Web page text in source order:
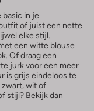
basic in je
of juist een nette
elke stijl.
een witte blouse
Of draag een
jurk voor een meer
is grijs eindeloos te
zwart, wit of
stijl? Bekijk dan